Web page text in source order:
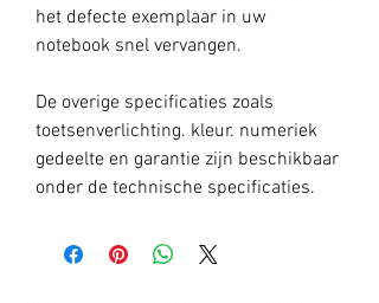
het defecte exemplaar in uw
notebook snel vervangen.
De overige specificaties zoals
toetsenverlichting. kleur. numeriek
gedeelte en garantie zijn beschikbaar
onder de technische specificaties.